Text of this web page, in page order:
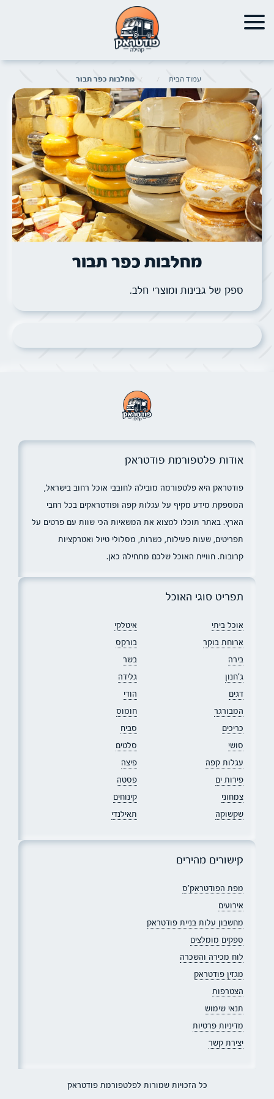
עמוד הבית מחלבות כפר תבור
תמונה של
מחלבות כפר תבור
ספק של גבינות ומוצרי חלב.
אודות פלטפורמת פודטראק
פודטראק היא פלטפורמה מובילה לחובבי אוכל רחוב בישראל,
המספקת מידע מקיף על עגלות קפה ופודטראקים בכל רחבי
הארץ. באתר תוכלו למצוא את המשאיות הכי שוות עם פרטים על
תפריטים, שעות פעילות, כשרות, מסלולי טיול ואטרקציות
קרובות. חוויית האוכל שלכם מתחילה כאן.
תפריט סוגי האוכל
אוכל ביתי
איטלקי
ארוחת בוקר
בורקס
בירה
בשר
ג׳חנון
גלידה
דגים
הודי
המבורגר
חומוס
כריכים
סביח
סושי
סלטים
עגלות קפה
פיצה
פירות ים
פסטה
צמחוני
קינוחים
שקשוקה
תאילנדי
קישורים מהירים
מפת הפודטראק׳ס
אירועים
מחשבון עלות בניית פודטראק
ספקים מומלצים
לוח מכירה והשכרה
מגזין פודטראק
הצטרפות
תנאי שימוש
מדיניות פרטיות
יצירת קשר
כל הזכויות שמורות לפלטפורמת פודטראק